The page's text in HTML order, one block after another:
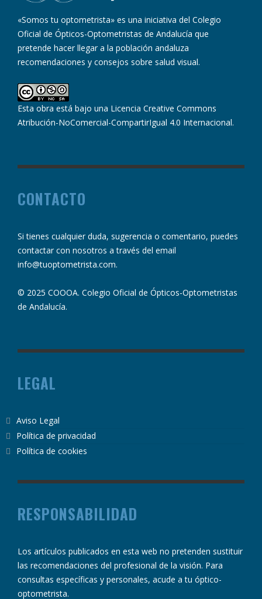
«Somos tu optometrista» es una iniciativa del Colegio
Oficial de Ópticos-Optometristas de Andalucía que
pretende hacer llegar a la población andaluza
recomendaciones y consejos sobre salud visual.
Esta obra está bajo una Licencia Creative Commons
Atribución-NoComercial-CompartirIgual 4.0 Internacional.
CONTACTO
Si tienes cualquier duda, sugerencia o comentario, puedes
contactar con nosotros a través del email
info@tuoptometrista.com.
© 2025 COOOA. Colegio Oficial de Ópticos-Optometristas
de Andalucía.
LEGAL
Aviso Legal
Política de privacidad
Política de cookies
RESPONSABILIDAD
Los artículos publicados en esta web no pretenden sustituir
las recomendaciones del profesional de la visión. Para
consultas específicas y personales, acude a tu óptico-
optometrista.